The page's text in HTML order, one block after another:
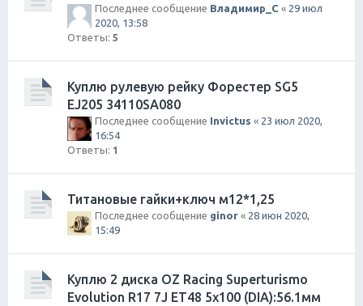
Последнее сообщение Владимир_С « 29 июл
2020, 13:58
Ответы: 5
Куплю рулевую рейку Форестер SG5
EJ205 34110SA080
Последнее сообщение Invictus « 23 июл 2020,
16:54
Ответы: 1
Титановые гайки+ключ м12*1,25
Последнее сообщение ginor « 28 июн 2020,
15:49
Куплю 2 диска OZ Racing Superturismo
Evolution R17 7J ET48 5х100 (DIA):56.1мм